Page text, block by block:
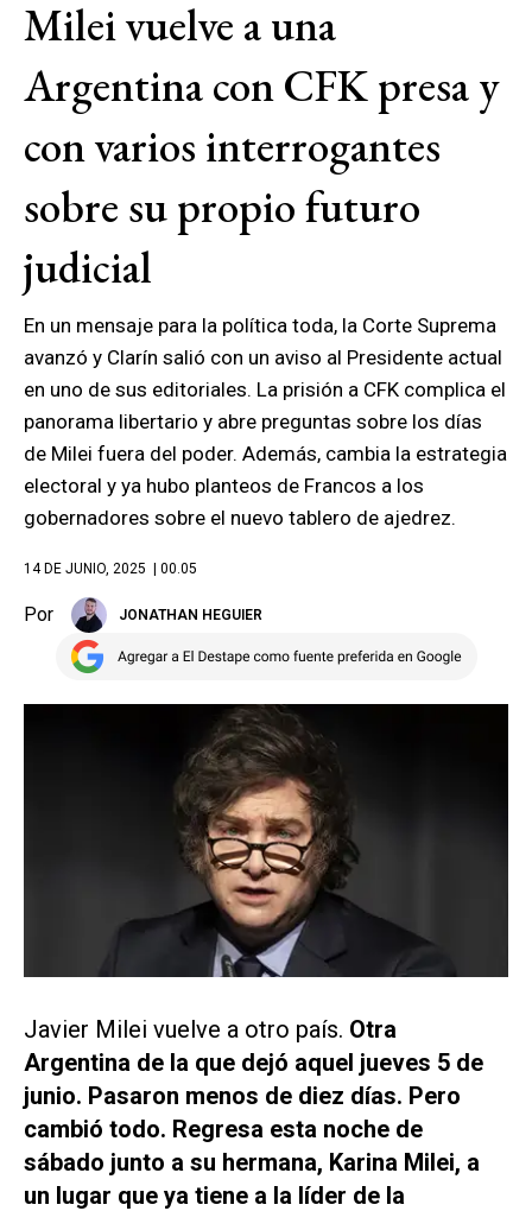
Milei vuelve a una
Argentina con CFK presa y
con varios interrogantes
sobre su propio futuro
judicial
En un mensaje para la política toda, la Corte Suprema
avanzó y Clarín salió con un aviso al Presidente actual
en uno de sus editoriales. La prisión a CFK complica el
panorama libertario y abre preguntas sobre los días
de Milei fuera del poder. Además, cambia la estrategia
electoral y ya hubo planteos de Francos a los
gobernadores sobre el nuevo tablero de ajedrez.
14 DE JUNIO, 2025 | 00.05
Por JONATHAN HEGUIER
Javier Milei vuelve a otro país. Otra
Argentina de la que dejó aquel jueves 5 de
junio. Pasaron menos de diez días. Pero
cambió todo. Regresa esta noche de
sábado junto a su hermana, Karina Milei, a
un lugar que ya tiene a la líder de la